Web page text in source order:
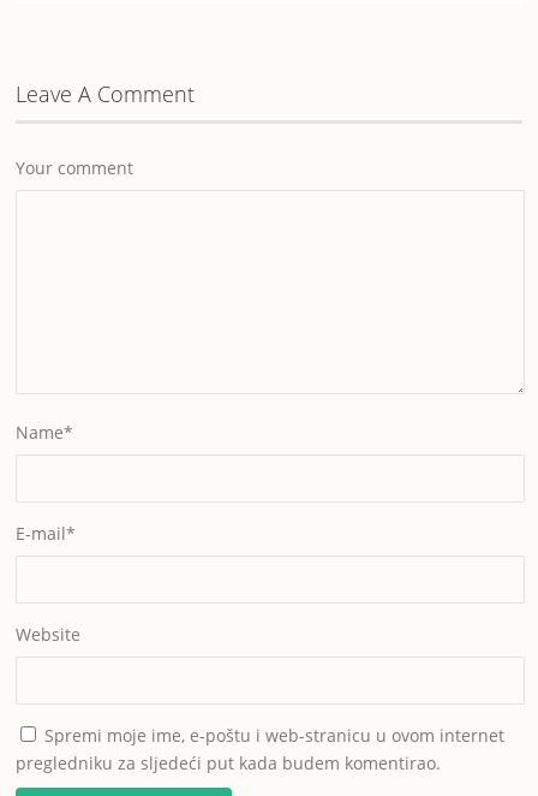
Leave A Comment
Your comment
Name*
E-mail*
Website
Spremi moje ime, e-poštu i web-stranicu u ovom internet
pregledniku za sljedeći put kada budem komentirao.